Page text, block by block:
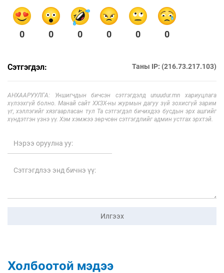
0 0 0 0 0 0
Сэтгэгдэл: Таны IP: (216.73.217.103)
АНХААРУУЛГА: Уншигчдын бичсэн сэтгэгдэлд unuudur.mn хариуцлага
хүлээхгүй болно. Манай сайт ХХЗХ-ны журмын дагуу зүй зохисгүй зарим
үг, хэллэгийг хязгаарласан тул Та сэтгэгдэл бичихдээ бусдын эрх ашгийг
хүндэтгэн үзнэ үү. Хэм хэмжээ зөрчсөн сэтгэгдлийг админ устгах эрхтэй.
Илгээх
Холбоотой мэдээ